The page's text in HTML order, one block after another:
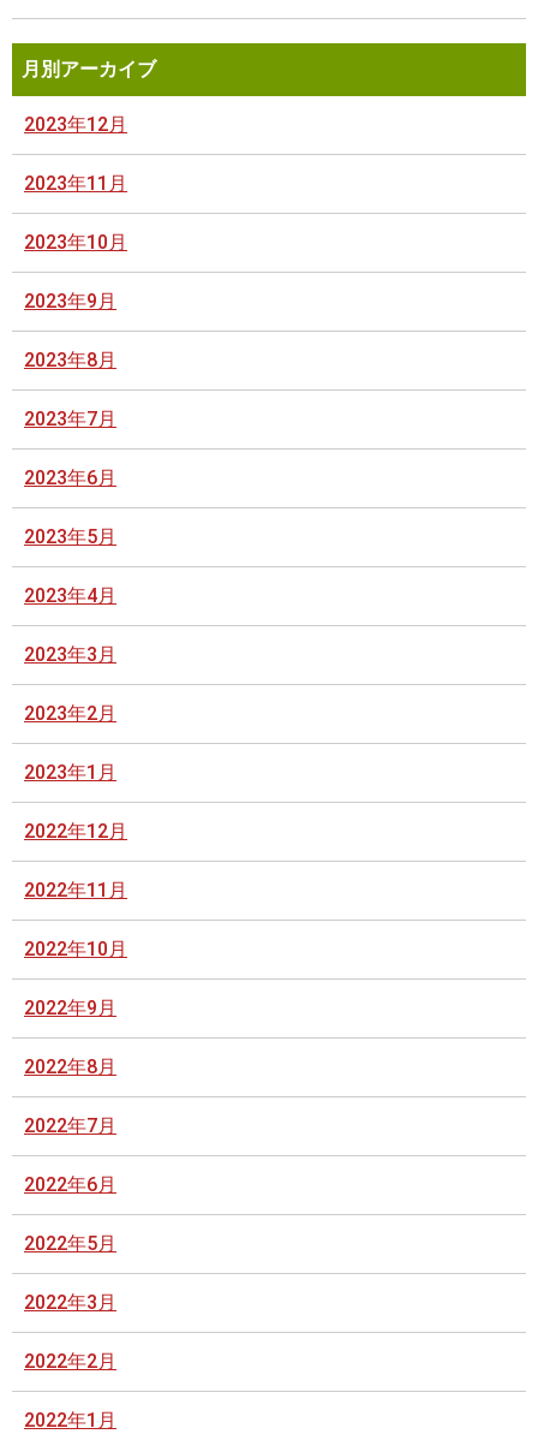
月別アーカイブ
2023年12月
2023年11月
2023年10月
2023年9月
2023年8月
2023年7月
2023年6月
2023年5月
2023年4月
2023年3月
2023年2月
2023年1月
2022年12月
2022年11月
2022年10月
2022年9月
2022年8月
2022年7月
2022年6月
2022年5月
2022年3月
2022年2月
2022年1月